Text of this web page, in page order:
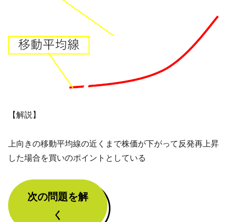
【解説】
上向きの移動平均線の近くまで株価が下がって反発再上昇
した場合を買いのポイントとしている
次の問題を解
く